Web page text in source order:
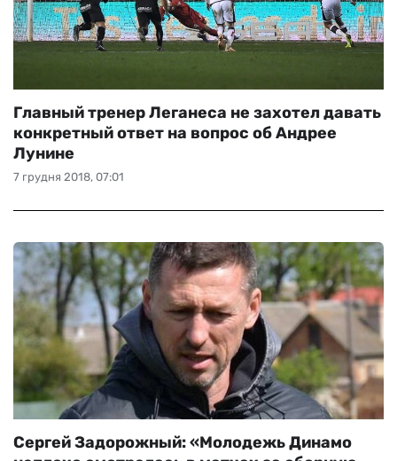
7 грудня 2018, 07:01
Главный тренер Леганеса не захотел давать
конкретный ответ на вопрос об Андрее
Лунине
Сергей Задорожный: «Молодежь Динамо